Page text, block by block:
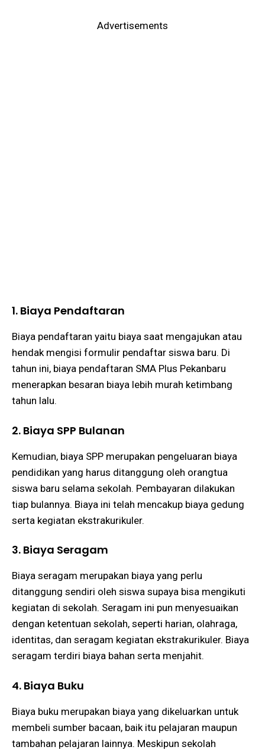
Advertisements
1. Biaya Pendaftaran
Biaya pendaftaran yaitu biaya saat mengajukan atau
hendak mengisi formulir pendaftar siswa baru. Di
tahun ini, biaya pendaftaran SMA Plus Pekanbaru
menerapkan besaran biaya lebih murah ketimbang
tahun lalu.
2. Biaya SPP Bulanan
Kemudian, biaya SPP merupakan pengeluaran biaya
pendidikan yang harus ditanggung oleh orangtua
siswa baru selama sekolah. Pembayaran dilakukan
tiap bulannya. Biaya ini telah mencakup biaya gedung
serta kegiatan ekstrakurikuler.
3. Biaya Seragam
Biaya seragam merupakan biaya yang perlu
ditanggung sendiri oleh siswa supaya bisa mengikuti
kegiatan di sekolah. Seragam ini pun menyesuaikan
dengan ketentuan sekolah, seperti harian, olahraga,
identitas, dan seragam kegiatan ekstrakurikuler. Biaya
seragam terdiri biaya bahan serta menjahit.
4. Biaya Buku
Biaya buku merupakan biaya yang dikeluarkan untuk
membeli sumber bacaan, baik itu pelajaran maupun
tambahan pelajaran lainnya. Meskipun sekolah